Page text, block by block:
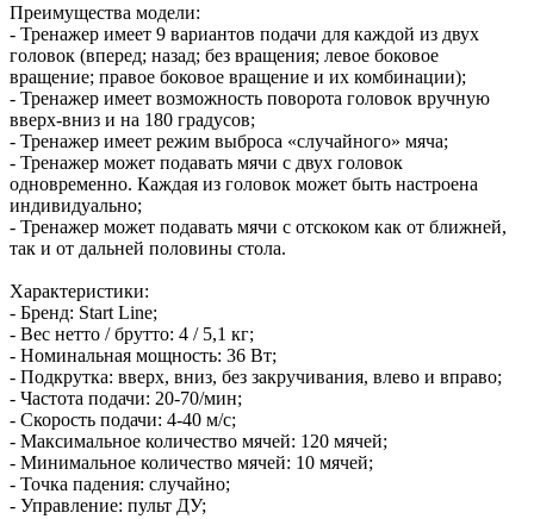
Преимущества модели:
- Тренажер имеет 9 вариантов подачи для каждой из двух
головок (вперед; назад; без вращения; левое боковое
вращение; правое боковое вращение и их комбинации);
- Тренажер имеет возможность поворота головок вручную
вверх-вниз и на 180 градусов;
- Тренажер имеет режим выброса «случайного» мяча;
- Тренажер может подавать мячи с двух головок
одновременно. Каждая из головок может быть настроена
индивидуально;
- Тренажер может подавать мячи с отскоком как от ближней,
так и от дальней половины стола.
Характеристики:
- Бренд: Start Line;
- Вес нетто / брутто: 4 / 5,1 кг;
- Номинальная мощность: 36 Вт;
- Подкрутка: вверх, вниз, без закручивания, влево и вправо;
- Частота подачи: 20-70/мин;
- Скорость подачи: 4-40 м/с;
- Максимальное количество мячей: 120 мячей;
- Минимальное количество мячей: 10 мячей;
- Точка падения: случайно;
- Управление: пульт ДУ;